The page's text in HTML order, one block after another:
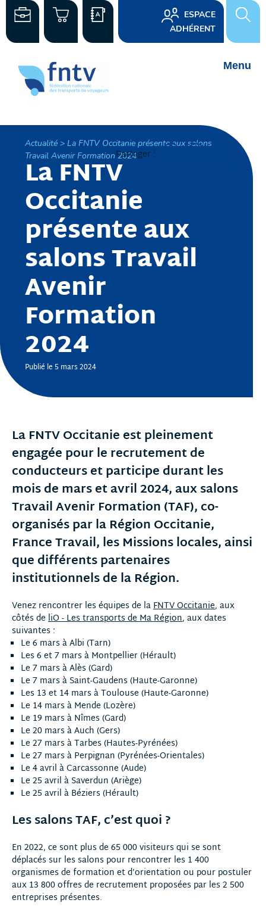
ESPACE
ADHÉRENT
Actualité > La FNTV Occitanie présente aux salons
Travail Avenir Formation 2024
La FNTV
Occitanie
présente aux
salons Travail
Avenir
Formation
2024
Publié le 5 mars 2024
Partager :
La FNTV Occitanie est pleinement
engagée pour le recrutement de
conducteurs et participe durant les
mois de mars et avril 2024, aux salons
Travail Avenir Formation (TAF), co-
organisés par la Région Occitanie,
France Travail, les Missions locales, ainsi
que différents partenaires
institutionnels de la Région.
Venez rencontrer les équipes de laFNTV Occitanie, aux
côtés de liO - Les transports de Ma Région, aux dates
suivantes :
Le 6 mars à Albi (Tarn)
Les 6 et 7 mars à Montpellier (Hérault)
Le 7 mars à Alès (Gard)
Le 7 mars à Saint-Gaudens (Haute-Garonne)
Les 13 et 14 mars à Toulouse (Haute-Garonne)
Le 14 mars à Mende (Lozère)
Le 19 mars à Nîmes (Gard)
Le 20 mars à Auch (Gers)
Le 27 mars à Tarbes (Hautes-Pyrénées)
Le 27 mars à Perpignan (Pyrénées-Orientales)
Le 4 avril à Carcassonne (Aude)
Le 25 avril à Saverdun (Ariège)
Le 25 avril à Béziers (Hérault)
Les salons TAF, c’est quoi ?
En 2022, ce sont plus de 65 000 visiteurs qui se sont
déplacés sur les salons pour rencontrer les 1 400
organismes de formation et d’orientation ou pour postuler
aux 13 800 offres de recrutement proposées par les 2 500
entreprises présentes.